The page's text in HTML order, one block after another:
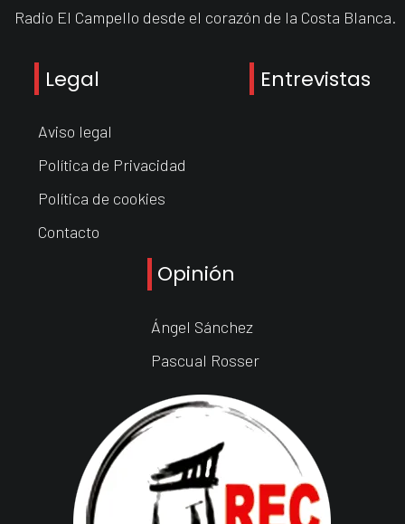
Radio El Campello desde el corazón de la Costa Blanca.
Legal
Aviso legal
Política de Privacidad
Política de cookies
Contacto
Entrevistas
Opinión
Ángel Sánchez
Pascual Rosser